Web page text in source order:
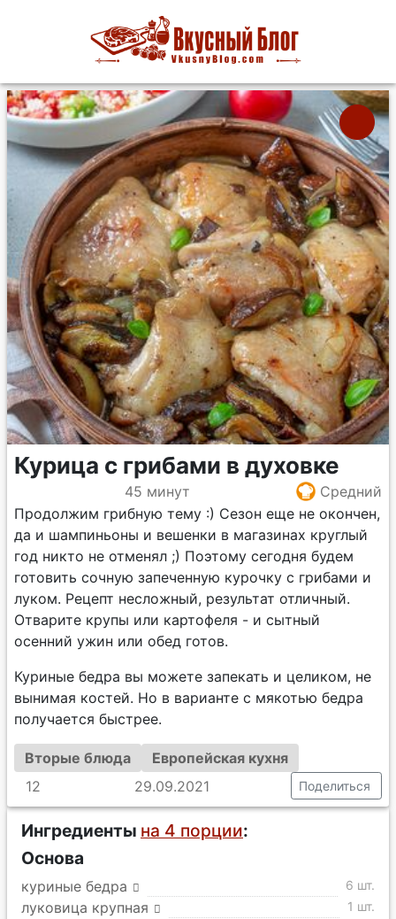
Курица с грибами в духовке
45 минут
Средний
Продолжим грибную тему :) Сезон еще не окончен,
да и шампиньоны и вешенки в магазинах круглый
год никто не отменял ;) Поэтому сегодня будем
готовить сочную запеченную курочку с грибами и
луком. Рецепт несложный, результат отличный.
Отварите крупы или картофеля - и сытный
осенний ужин или обед готов.
Куриные бедра вы можете запекать и целиком, не
вынимая костей. Но в варианте с мякотью бедра
получается быстрее.
Вторые блюда
Европейская кухня
12
29.09.2021 Поделиться
Ингредиенты на 4 порции:
Основа
куриные бедра 6 шт.
луковица крупная 1 шт.